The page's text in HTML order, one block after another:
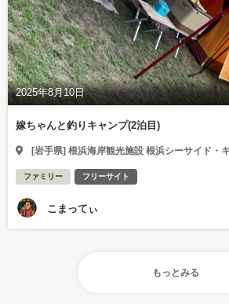
2025年8月10日
嫁ちゃんと釣りキャンプ(2泊目)
[岩手県] 根浜海岸観光施設 根浜シーサイド・
ファミリー フリーサイト
こまってぃ
もっとみる